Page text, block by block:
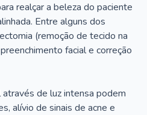
realçar a beleza do paciente
Entre alguns dos
(remoção de tecido na
facial e correção
através de luz intensa podem
alívio de sinais de acne e